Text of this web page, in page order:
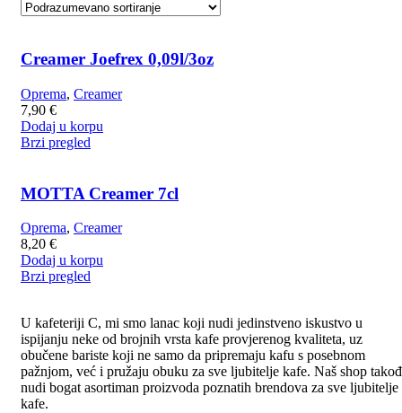
Creamer Joefrex 0,09l/3oz
Oprema, Creamer
7,90 €
Dodaj u korpu
Brzi pregled
MOTTA Creamer 7cl
Oprema, Creamer
8,20 €
Dodaj u korpu
Brzi pregled
U kafeteriji C, mi smo lanac koji nudi jedinstveno iskustvo u
ispijanju neke od brojnih vrsta kafe provjerenog kvaliteta, uz
obučene bariste koji ne samo da pripremaju kafu s posebnom
pažnjom, već i pružaju obuku za sve ljubitelje kafe. Naš shop
nudi bogat asortiman proizvoda poznatih brendova za sve ljubitelje
kafe.